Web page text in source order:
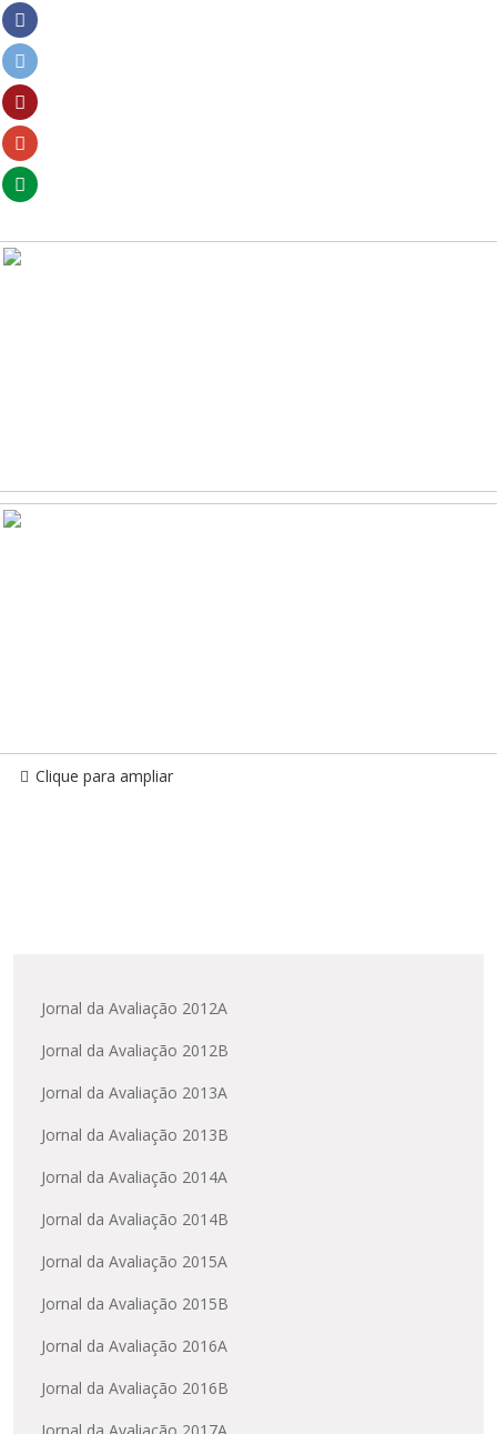
Clique para ampliar
Jornal da Avaliação 2012A
Jornal da Avaliação 2012B
Jornal da Avaliação 2013A
Jornal da Avaliação 2013B
Jornal da Avaliação 2014A
Jornal da Avaliação 2014B
Jornal da Avaliação 2015A
Jornal da Avaliação 2015B
Jornal da Avaliação 2016A
Jornal da Avaliação 2016B